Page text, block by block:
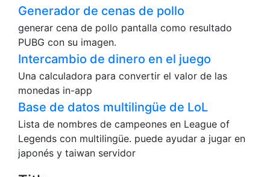
Generador de cenas de pollo
generar cena de pollo pantalla como resultado
PUBG con su imagen.
Intercambio de dinero en el juego
Una calculadora para convertir el valor de las
monedas in-app
Base de datos multilingüe de LoL
Lista de nombres de campeones en League of
Legends con multilingüe. puede ayudar a jugar en
japonés y taiwan servidor